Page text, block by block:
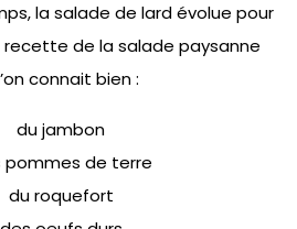
la salade de lard évolue pour
de la salade paysanne
connait bien :
du jambon
pommes de terre
du roquefort